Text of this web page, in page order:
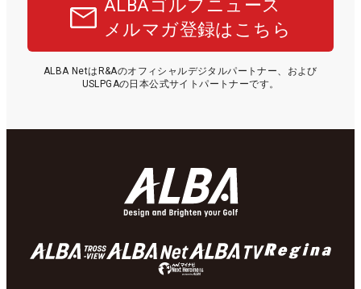
ALBAゴルフニュース
メルマガ登録はこちら
ALBA NetはR&Aのオフィシャルデジタルパートナー、および
USLPGAの日本公式サイトパートナーです。